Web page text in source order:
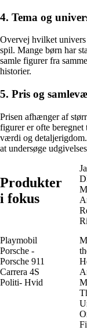
4. Tema og
Overvej hvilket
spil. Mange børn har
samle figurer fra
historier.
5. Pris og
Prisen afhænger af
figurer er ofte
værdi og
at undersøge
Produkter
i fokus
Playmobil
Porsche -
Porsche 911
Carrera 4S
Politi- Hvid